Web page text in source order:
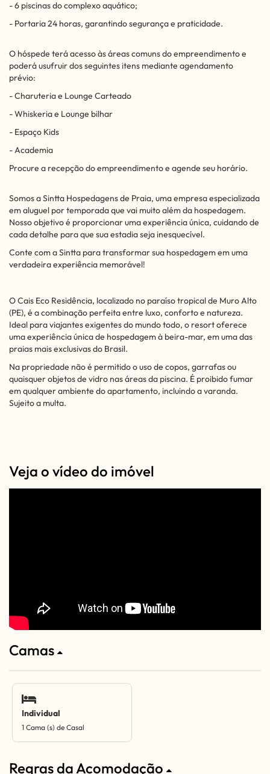
- 6 piscinas do complexo aquático;
- Portaria 24 horas, garantindo segurança e praticidade.
O hóspede terá acesso às áreas comuns do empreendimento e
poderá usufruir dos seguintes itens mediante agendamento
prévio:
- Charuteria e Lounge Carteado
- Whiskeria e Lounge bilhar
- Espaço Kids
- Academia
Procure a recepção do empreendimento e agende seu horário.
Somos a Sintta Hospedagens de Praia, uma empresa especializada
em aluguel por temporada que vai muito além da hospedagem.
Nosso objetivo é proporcionar uma experiência única, cuidando de
cada detalhe para que sua estadia seja inesquecível.
Conte com a Sintta para transformar sua hospedagem em uma
verdadeira experiência memorável!
O Cais Eco Residência, localizado no paraíso tropical de Muro Alto
(PE), é a combinação perfeita entre luxo, conforto e natureza.
Ideal para viajantes exigentes do mundo todo, o resort oferece
uma experiência única de hospedagem à beira-mar, em uma das
praias mais exclusivas do Brasil.
Na propriedade não é permitido o uso de copos, garrafas ou
quaisquer objetos de vidro nas áreas da piscina. É proibido fumar
em qualquer ambiente do apartamento, incluindo a varanda.
Sujeito a multa.
Veja o vídeo do imóvel
Camas
Individual
1 Cama (s) de Casal
Regras da Acomodação